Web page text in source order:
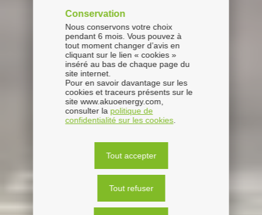
Conservation
Nous conservons votre choix
pendant 6 mois. Vous pouvez à
tout moment changer d’avis en
cliquant sur le lien « cookies »
inséré au bas de chaque page du
site internet.
Pour en savoir davantage sur les
cookies et traceurs présents sur le
site www.akuoenergy.com,
consulter la politique de
confidentialité sur les cookies.
Tout accepter
Tout refuser